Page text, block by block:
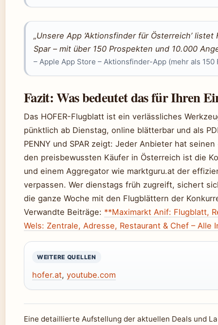
„Unsere App ‘Aktionsfinder für Österreich’
Spar – mit über 150 Prospekten und 10.000
– Apple App Store – Aktionsfinder-App (mehr als 150
Fazit: Was bedeutet das für Ihren
Das HOFER-Flugblatt ist ein verlässliches
pünktlich ab Dienstag, online blätterbar und als
PENNY und SPAR zeigt: Jeder Anbieter hat
den preisbewussten Käufer in Österreich ist die
und einem Aggregator wie marktguru.at der
verpassen. Wer dienstags früh zugreift, sichert
die ganze Woche mit den Flugblättern der
Verwandte Beiträge: **Maximarkt Anif: Flugblatt,
Wels: Zentrale, Adresse, Restaurant & Chef – Alle
WEITERE QUELLEN
hofer.at, youtube.com
Eine detaillierte Aufstellung der aktuellen Deals und